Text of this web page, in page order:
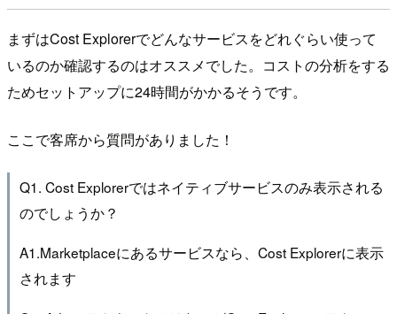
まずはCost Explorerでどんなサービスをどれぐらい使って
いるのか確認するのはオススメでした。コストの分析をする
ためセットアップに24時間がかかるそうです。
ここで客席から質問がありました！
Q1. Cost Explorerではネイティブサービスのみ表示される
のでしょうか？
A1.Marketplaceにあるサービスなら、Cost Explorerに表示
されます